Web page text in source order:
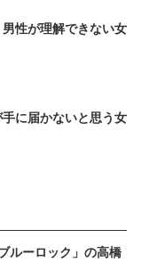
性が理解できない女
に届かないと思う女
ルーロック」の高橋